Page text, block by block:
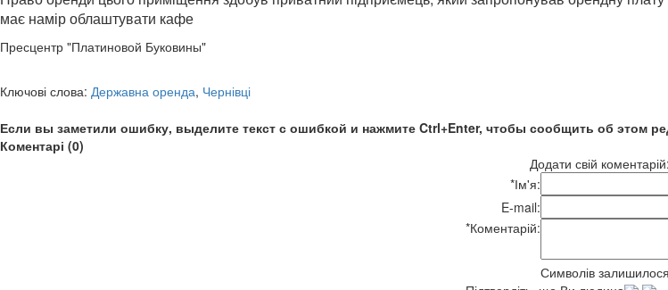
має намір облаштувати кафе
Пресцентр "Платиновой Буковины"
Ключові слова: Державна оренда, Чернівці
Если вы заметили ошибку, выделите текст с ошибкой и нажмите Ctrl+Enter, чтобы сообщить об этом
Коментарі (0)
Додати свій коментарій:
*Ім'я:
E-mail:
*Коментарій:
Символів